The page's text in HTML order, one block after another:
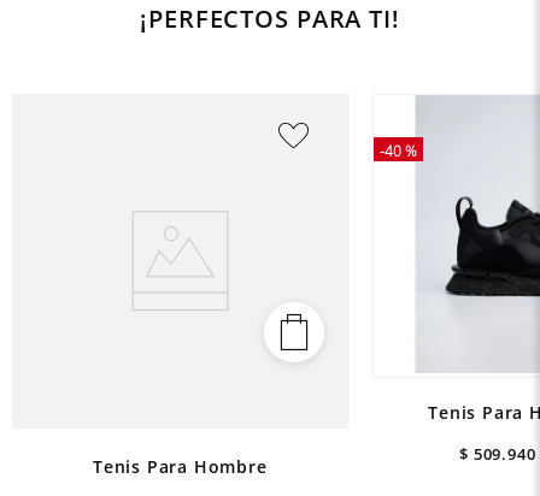
¡PERFECTOS PARA TI!
Tenis Para Hombre
-40 %
Tenis Para
$ 509.940